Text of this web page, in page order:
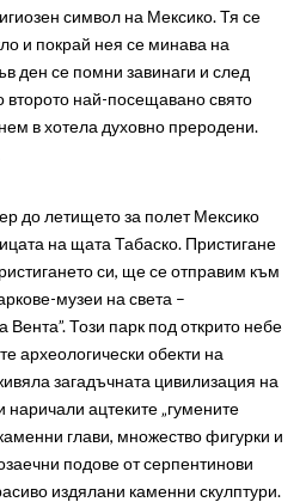
символ на Мексико. Тя се
и покрай нея се минава на
ден се помни завинаги и след
второто най-посещавано свято
в хотела духовно преродени.
до летището за полет Мексико
на щата Табаско. Пристигане
си, ще се отправим към
музеи на света –
Този парк под открито небе
археологически обекти на
загадъчната цивилизация на
наричали ацтеките „гумените
глави, множество фигурки и
подове от серпентинови
издялани каменни скулптури.